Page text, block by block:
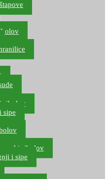
ribolov
sipe
ribolov
i sipe